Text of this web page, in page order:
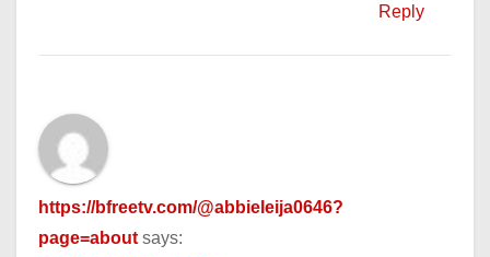
Reply
https://bfreetv.com/@abbieleija0646?
page=about says: